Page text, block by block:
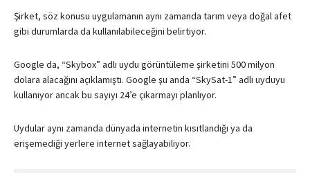
Şirket, söz konusu uygulamanın aynı zamanda tarım veya doğal afet
gibi durumlarda da kullanılabileceğini belirtiyor.
Google da, “Skybox” adlı uydu görüntüleme şirketini 500 milyon
dolara alacağını açıklamıştı. Google şu anda “SkySat-1” adlı uyduyu
kullanıyor ancak bu sayıyı 24’e çıkarmayı planlıyor.
Uydular aynı zamanda dünyada internetin kısıtlandığı ya da
erişemediği yerlere internet sağlayabiliyor.